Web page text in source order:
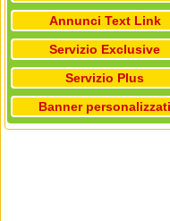
Annunci Text Link
Servizio Exclusive
Servizio Plus
Banner personalizzati